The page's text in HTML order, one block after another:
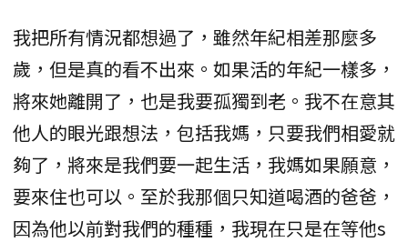
我把所有情況都想過了，雖然年紀相差那麼多
歲，但是真的看不出來。如果活的年紀一樣多，
將來她離開了，也是我要孤獨到老。我不在意其
他人的眼光跟想法，包括我媽，只要我們相愛就
夠了，將來是我們要一起生活，我媽如果願意，
要來住也可以。至於我那個只知道喝酒的爸爸，
因為他以前對我們的種種，我現在只是在等他s